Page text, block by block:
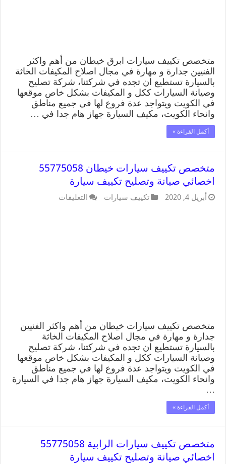
متخصص تكييف سيارات ابرق خيطان من أهم واكثر
الفنيين جدارة و مهارة في مجال اصلاح المكيفات الخاثة
بالسيارة تستطيع ان تجده في شركتنا، شركة تصليح
وصيانة السيارات ككل و المكيفات بشكل خاص موقعها
في الكويت ويتواجد عدة فروع لها في جميع مناطق
وانحاء الكويت، مكيف السيارة جهاز هام جدا في …
أكمل القراءة »
متخصص تكييف سيارات خيطان 55775058
اخصائي صيانة وتصليح تكييف سيارة
أبريل 4, 2020 تكييف سيارات التعليقات
متخصص تكييف سيارات خيطان من أهم واكثر الفنيين
جدارة و مهارة في مجال اصلاح المكيفات الخاثة
بالسيارة تستطيع ان تجده في شركتنا، شركة تصليح
وصيانة السيارات ككل و المكيفات بشكل خاص موقعها
في الكويت ويتواجد عدة فروع لها في جميع مناطق
وانحاء الكويت، مكيف السيارة جهاز هام جدا في السيارة
…
أكمل القراءة »
متخصص تكييف سيارات الرابية 55775058
اخصائي صيانة وتصليح تكييف سيارة